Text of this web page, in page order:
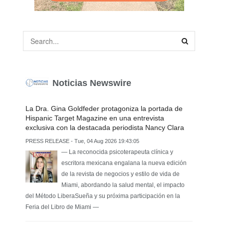
Noticias Newswire
La Dra. Gina Goldfeder protagoniza la portada de
Hispanic Target Magazine en una entrevista
exclusiva con la destacada periodista Nancy Clara
PRESS RELEASE - Tue, 04 Aug 2026 19:43:05
— La reconocida psicoterapeuta clínica y
escritora mexicana engalana la nueva edición
de la revista de negocios y estilo de vida de
Miami, abordando la salud mental, el impacto
del Método LiberaSueña y su próxima participación en la
Feria del Libro de Miami —